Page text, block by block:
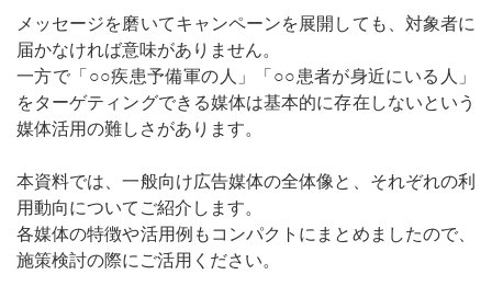
メッセージを磨いてキャンペーンを展開しても、対象者に
届かなければ意味がありません。
一方で「○○疾患予備軍の人」「○○患者が身近にいる人」
をターゲティングできる媒体は基本的に存在しないという
媒体活用の難しさがあります。
本資料では、一般向け広告媒体の全体像と、それぞれの利
用動向についてご紹介します。
各媒体の特徴や活用例もコンパクトにまとめましたので、
施策検討の際にご活用ください。